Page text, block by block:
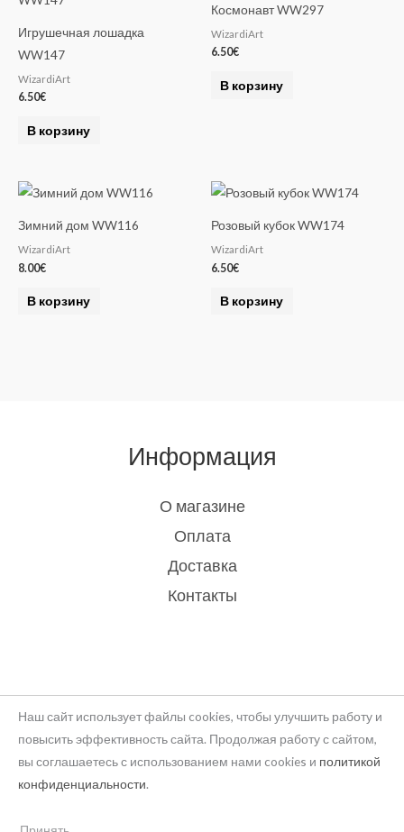
Игрушечная лошадка
WW147
WizardiArt
6.50€
В корзину
Космонавт WW297
WizardiArt
6.50€
В корзину
Зимний дом WW116
WizardiArt
8.00€
В корзину
Розовый кубок WW174
WizardiArt
6.50€
В корзину
Информация
О магазине
Оплата
Доставка
Контакты
Наш сайт использует файлы cookies, чтобы улучшить работу и
повысить эффективность сайта. Продолжая работу с сайтом,
вы соглашаетесь с использованием нами cookies и политикой
конфиденциальности.